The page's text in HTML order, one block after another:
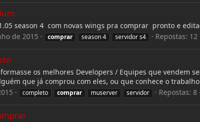
season 4 com novas wings pra comprar pronto e
de 2015 comprar season 4 servidor s4 Repostas: 12
os melhores Developers / Equipes que vendem
que já comprou com eles, ou que conhece o
completo comprar muserver servidor Repostas: 8